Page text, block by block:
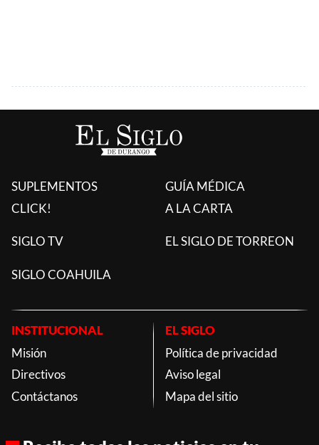
SUPLEMENTOS
CLICK!
GUÍA MÉDICA
A LA CARTA
SIGLO TV EL SIGLO DE TORREON
SIGLO COAHUILA
INSTITUCIONAL
Misión
Directivos
Contáctanos
EL SIGLO
Política de privacidad
Aviso legal
Mapa del sitio